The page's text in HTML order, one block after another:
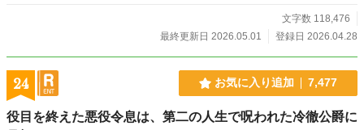
文字数 118,476
最終更新日 2026.05.01
登録日 2026.04.28
24 お気に入り追加 7,477
役目を終えた悪役令息は、第二の人生で呪われた冷徹公爵に